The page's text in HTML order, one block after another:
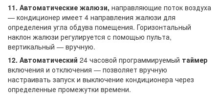
11. Автоматические жалюзи, направляющие поток воздуха
— кондиционер имеет 4 направления жалюзи для
определения угла обдува помещения. Горизонтальный
наклон жалюзи регулируется с помощью пульта,
вертикальный — вручную.
12. Автоматический 24 часовой программируемый таймер
включения и отключения — позволяет вручную
настраивать запуск и выключение кондиционера через
определенные промежутки времени.